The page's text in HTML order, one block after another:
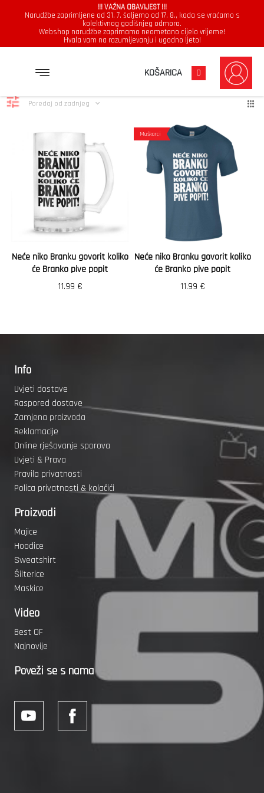
!!! VAŽNA OBAVIJEST !!!
Narudžbe zaprimljene od 31. 7. šaljemo od 17. 8., kada se vraćamo s
kolektivnog godišnjeg odmora.
Webshop narudžbe zaprimamo neometano cijelo vrijeme!
Hvala vam na razumijevanju i ugodno ljeto!
KOŠARICA 0
Branko Prikazuje se svih 2 rezultataPoredano
Poredaj od zadnjeg
Neće niko Branku govorit koliko
će Branko pive popit
11.99 €
Muškarci
Neće niko Branku govorit koliko
će Branko pive popit
11.99 €
Info
Uvjeti dostave
Raspored dostave
Zamjena proizvoda
Reklamacije
Online rješavanje sporova
Uvjeti & Prava
Pravila privatnosti
Polica privatnosti & kolačići
Proizvodi
Majice
Hoodice
Sweatshirt
Šilterice
Maskice
Video
Best OF
Najnovije
Poveži se s nama